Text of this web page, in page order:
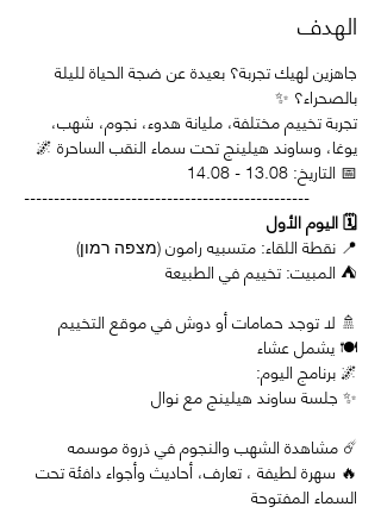
الهدف
جاهزين لهيك تجربة؟ بعيدة عن ضجة الحياة لليلة
بالصحراء؟ ✨
تجربة تخييم مختلفة، مليانة هدوء، نجوم، شهب،
يوغا، وساوند هيلينج تحت سماء النقب الساحرة 🌌
📅 التاريخ: 13.08 - 14.08
------------------------------------------------
🗓️ اليوم الأول
📍 نقطة اللقاء: متسبيه رامون (מצפה רמון)
⛺ المبيت: تخييم في الطبيعة
🚿 لا توجد حمامات أو دوش في موقع التخييم
🍽️ يشمل عشاء
🌌 برنامج اليوم:
✨ جلسة ساوند هيلينج مع نوال
☄️ مشاهدة الشهب والنجوم في ذروة موسمه
🔥 سهرة لطيفة ، تعارف، أحاديث وأجواء دافئة تحت
السماء المفتوحة